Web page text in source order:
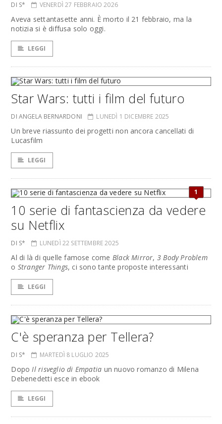
DI S* VENERDÌ 27 FEBBRAIO 2026
Aveva settantasette anni. È morto il 21 febbraio, ma la
notizia si è diffusa solo oggi.
LEGGI
Star Wars: tutti i film del futuro
DI ANGELA BERNARDONI LUNEDÌ 1 DICEMBRE 2025
Un breve riassunto dei progetti non ancora cancellati di
Lucasfilm
LEGGI
1
10 serie di fantascienza da vedere
su Netflix
DI S* LUNEDÌ 22 SETTEMBRE 2025
Al di là di quelle famose come Black Mirror, 3 Body Problem
o Stranger Things, ci sono tante proposte interessanti
LEGGI
C'è speranza per Tellera?
DI S* MARTEDÌ 8 LUGLIO 2025
DopoIl risveglio di Empatia un nuovo romanzo di Milena
Debenedetti esce in ebook
LEGGI